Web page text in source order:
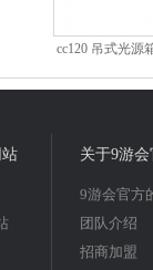
cc120 吊式光源
关于9游
9游会官方
团队介绍
招商加盟